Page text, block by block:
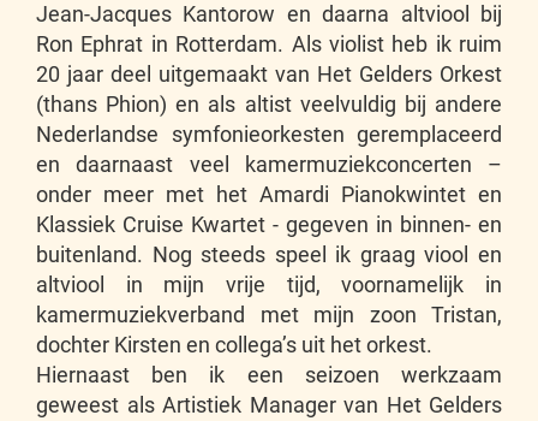
Jean-Jacques Kantorow en daarna altviool bij
Ron Ephrat in Rotterdam. Als violist heb ik ruim
20 jaar deel uitgemaakt van Het Gelders Orkest
(thans Phion) en als altist veelvuldig bij andere
Nederlandse symfonieorkesten geremplaceerd
en daarnaast veel kamermuziekconcerten –
onder meer met het Amardi Pianokwintet en
Klassiek Cruise Kwartet - gegeven in binnen- en
buitenland. Nog steeds speel ik graag viool en
altviool in mijn vrije tijd, voornamelijk in
kamermuziekverband met mijn zoon Tristan,
dochter Kirsten en collega’s uit het orkest.
Hiernaast ben ik een seizoen werkzaam
geweest als Artistiek Manager van Het Gelders